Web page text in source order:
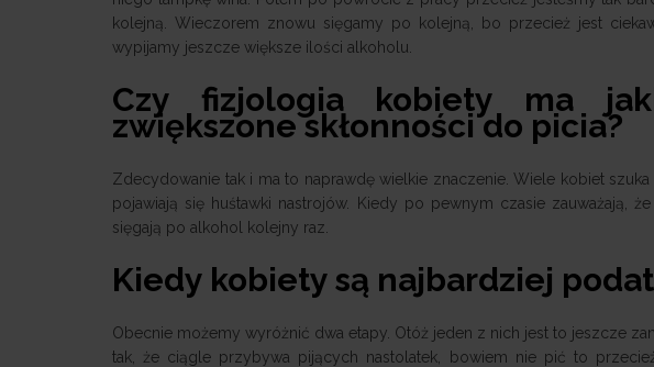
kolejną. Wieczorem znowu sięgamy po kolejną, bo przecież jest
wypijamy jeszcze większe ilości alkoholu.
Czy fizjologia kobiety ma
zwiększone skłonności do picia?
Zdecydowanie tak i ma to naprawdę wielkie znaczenie. Wiele kobiet
pojawiają się huśtawki nastrojów. Kiedy po pewnym czasie zauważają,
sięgają po alkohol kolejny raz.
Kiedy kobiety są najbardziej
Obecnie możemy wyróżnić dwa etapy. Otóż jeden z nich jest to jeszcze
tak, że ciągle przybywa pijących nastolatek, bowiem nie pić to